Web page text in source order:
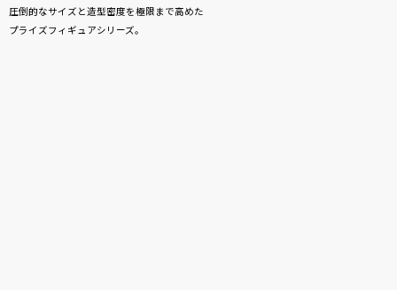
圧倒的なサイズと造型密度を極限まで高めた
プライズフィギュアシリーズ。